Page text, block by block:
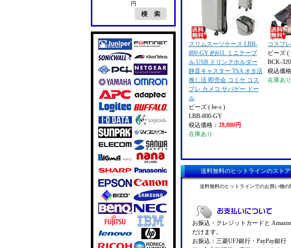
スリムスーツケース LBB-
800-GY 約61L ミニテーブ
ル USB ドリンクホルダー
静音キャスター TSA オタ活
推し活 即売会 コミケ コス
プレ カメコ サバゲー ドー
ル
ビーズ ( be-s )
LBB-800-GY
税込価格： 28,800円
在庫あり
コスプ
ビーズ (
BCK-
税込価
在庫あり
送料無料のヒットラインのスト
送料無料のヒットラインでのお買い物
お振込・クレジットカードと
だけます。
お振込：三菱UFJ銀行・PayPay銀行
円